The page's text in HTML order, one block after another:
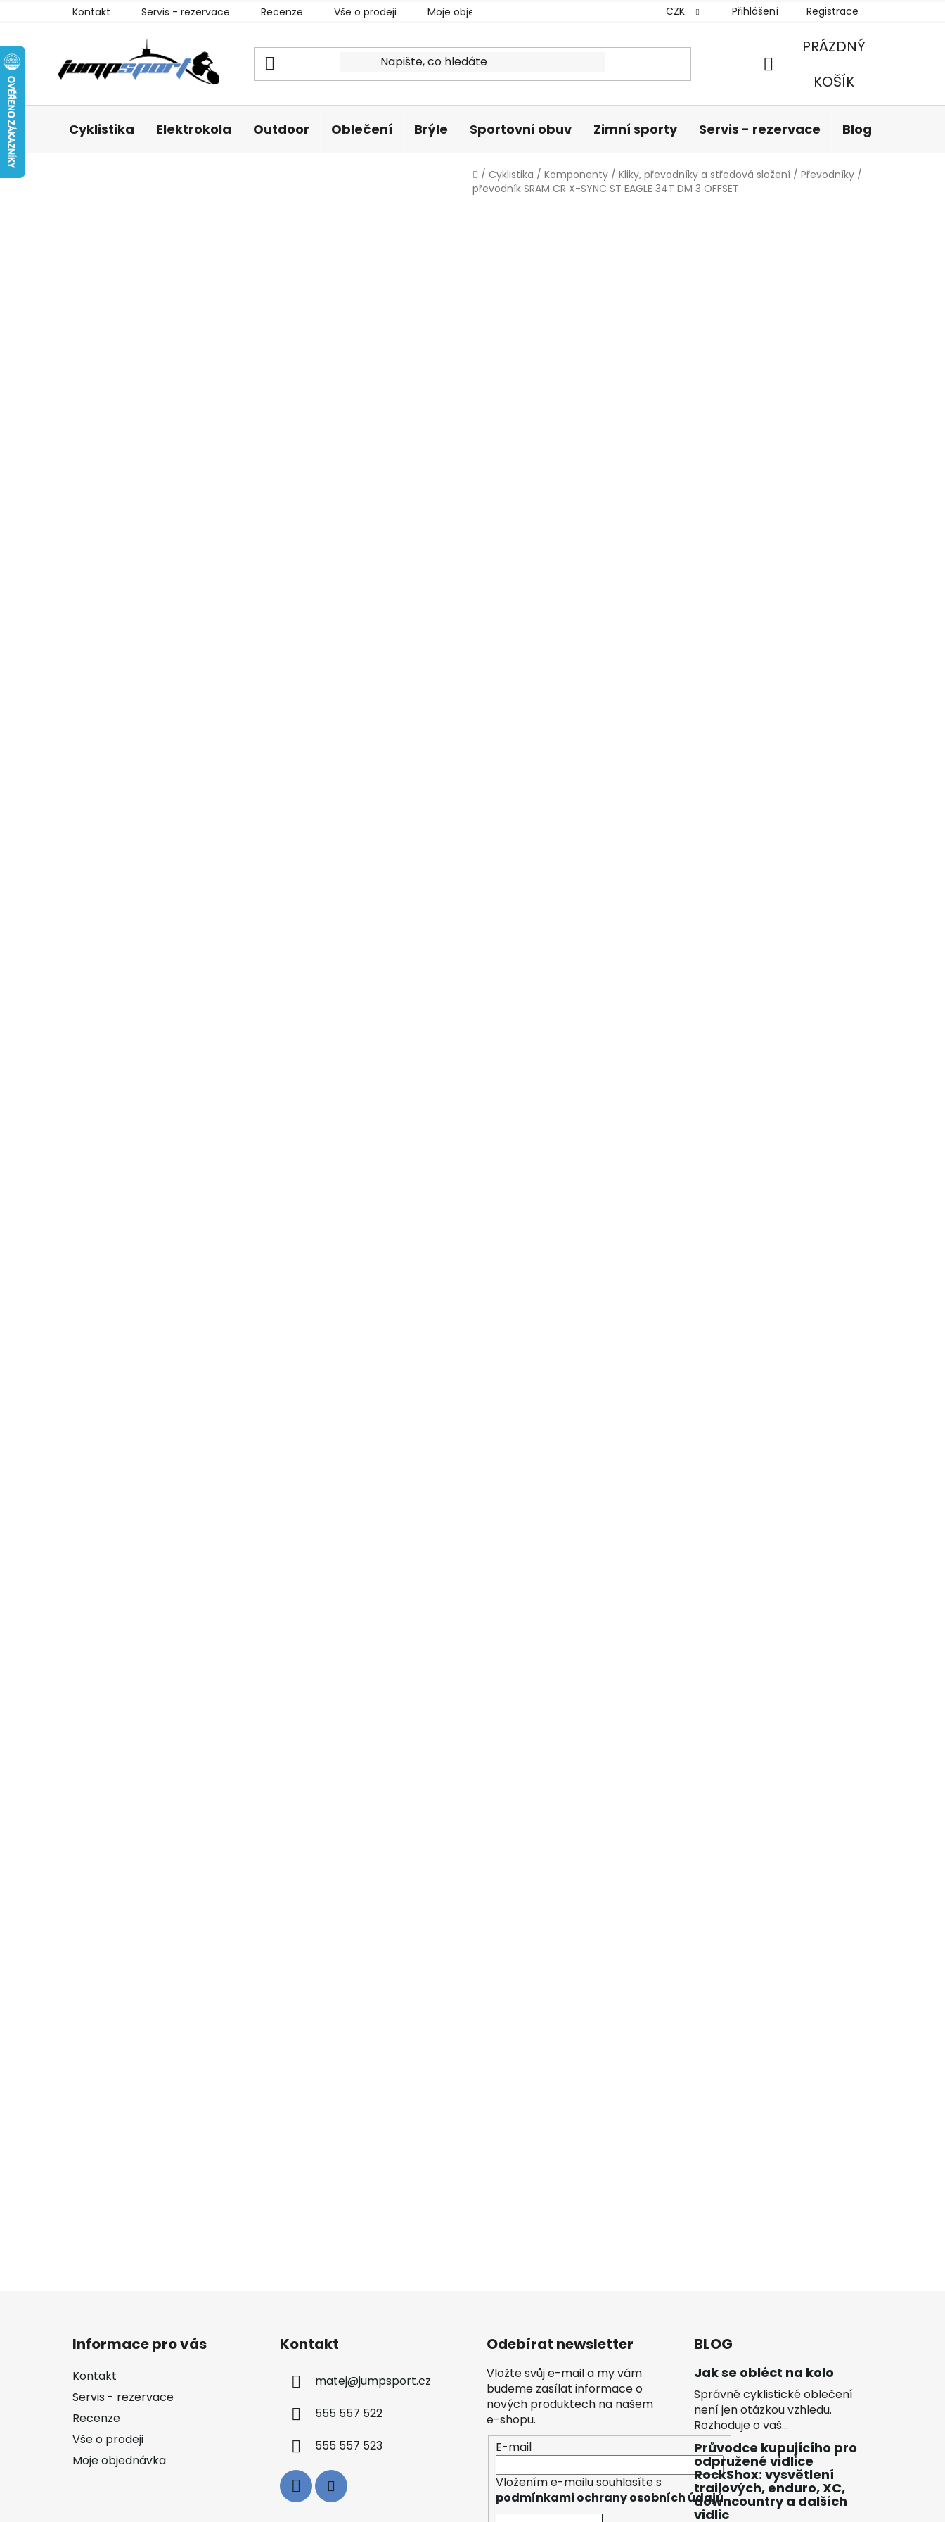
Kontakt Servis - rezervace Recenze Vše o prodeji Moje objednávka CZK Přihlášení Registrace
NÁKUPNÍ
PRÁZDNÝ
KOŠÍK
Cyklistika Elektrokola Outdoor Oblečení Brýle Sportovní obuv Zimní sporty Servis - rezervace Blog
Domů
/ Cyklistika / Komponenty / Kliky, převodníky a středová složení / Převodníky /
převodník SRAM CR X-SYNC ST EAGLE 34T DM 3 OFFSET
Informace pro vás
Kontakt
Servis - rezervace
Recenze
Vše o prodeji
Moje objednávka
Kontakt
matej@jumpsport.cz
555 557 522
555 557 523
Odebírat newsletter
Vložte svůj e-mail a my vám
budeme zasílat informace o
nových produktech na našem
e-shopu.
E-mail
Vložením e-mailu souhlasíte s
podmínkami ochrany osobních údajů
BLOG
Jak se obléct na kolo
Správné cyklistické oblečení
není jen otázkou vzhledu.
Rozhoduje o vaš...
Průvodce kupujícího pro
odpružené vidlice
RockShox: vysvětlení
trailových, enduro, XC,
downcountry a dalších
vidlic